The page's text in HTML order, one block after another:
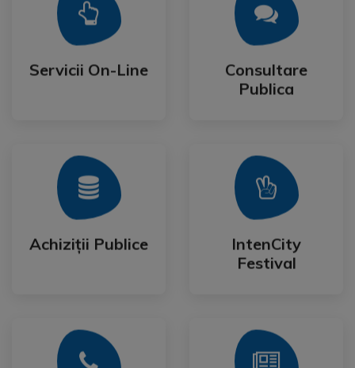
Servicii On-Line
Servicii On-Line
Mai Mult
Consultare
Publica
Consultare
Publica
Mai Mult
Achiziții Publice
Achiziții Publice
Mai Mult
IntenCity
Festival
IntenCity
Festival
Mai Mult
Mai Mult Mai Mult